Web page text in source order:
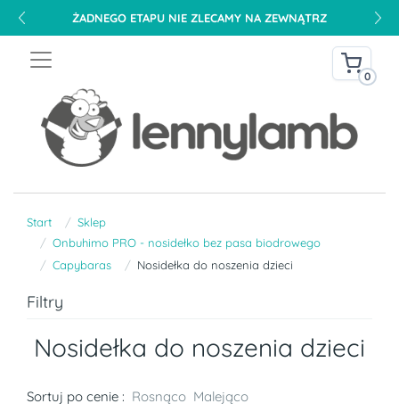
ŻADNEGO ETAPU NIE ZLECAMY NA ZEWNĄTRZ
0
Start
Sklep
Onbuhimo PRO - nosidełko bez pasa biodrowego
Capybaras
Nosidełka do noszenia dzieci
Filtry
Nosidełka do noszenia dzieci
Sortuj po cenie : Rosnąco Malejąco